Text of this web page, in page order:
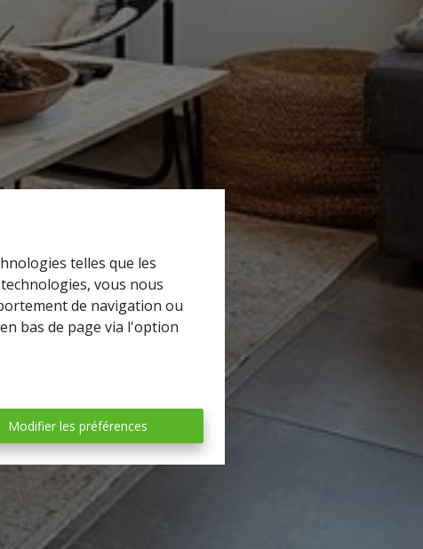
telles que les
vous nous
de navigation ou
bas de page via l'option
Modifier les préférences